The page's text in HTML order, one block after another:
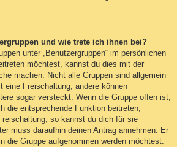
und wie trete ich ihnen bei?
unter „Benutzergruppen“ im persönlichen
möchtest, kannst du dies mit der
machen. Nicht alle Gruppen sind allgemein
eine Freischaltung, andere können
sogar versteckt. Wenn die Gruppe offen ist,
die entsprechende Funktion beitreten;
so kannst du dich für sie
muss daraufhin deinen Antrag annehmen. Er
die Gruppe aufgenommen werden möchtest.